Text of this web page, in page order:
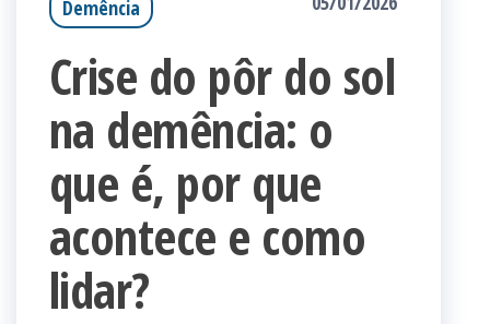
Demência
Crise do pôr do sol
na demência: o
que é, por que
acontece e como
lidar?